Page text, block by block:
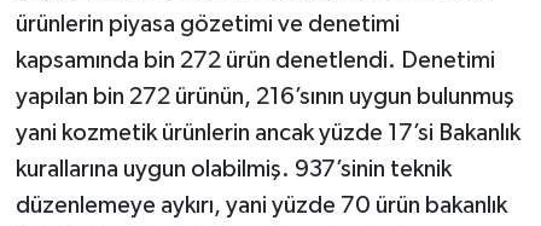
ürünlerin piyasa gözetimi ve denetimi
kapsamında bin 272 ürün denetlendi. Denetimi
yapılan bin 272 ürünün, 216’sının uygun bulunmuş
yani kozmetik ürünlerin ancak yüzde 17’si Bakanlık
kurallarına uygun olabilmiş. 937’sinin teknik
düzenlemeye aykırı, yani yüzde 70 ürün bakanlık